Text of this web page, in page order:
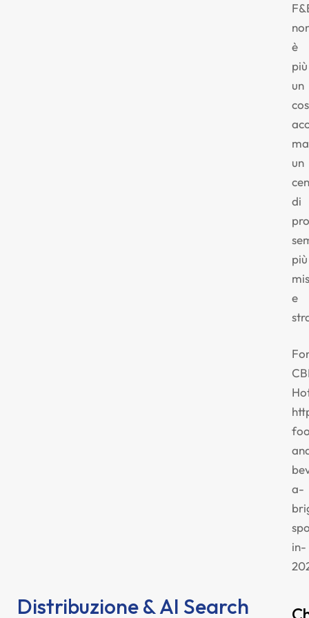
è
più
un
ma
un
di
più
e
a-
in-
Distribuzione & AI Search